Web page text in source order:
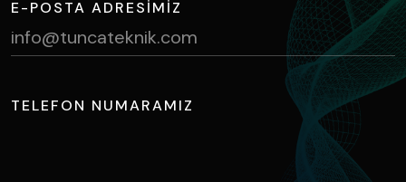
E-POSTA ADRESIMIZ
info@tuncateknik.com
TELEFON NUMARAMIZ